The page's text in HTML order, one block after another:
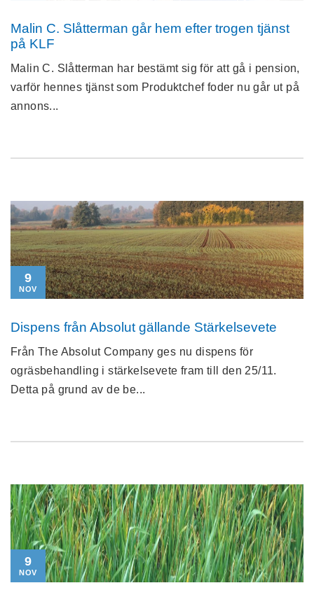
Malin C. Slåtterman går hem efter trogen tjänst
på KLF
Malin C. Slåtterman har bestämt sig för att gå i pension,
varför hennes tjänst som Produktchef foder nu går ut på
annons...
9
NOV
Dispens från Absolut gällande Stärkelsevete
Från The Absolut Company ges nu dispens för
ogräsbehandling i stärkelsevete fram till den 25/11.
Detta på grund av de be...
9
NOV